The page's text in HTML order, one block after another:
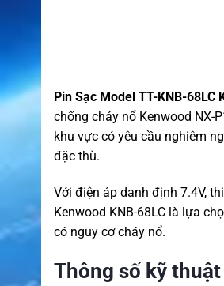
Pin Sạc Model TT-KNB-68LC
chống cháy nổ Kenwood NX-
khu vực có yêu cầu nghiêm
đặc thù.
Với điện áp danh định 7.4V,
Kenwood KNB-68LC là lựa
có nguy cơ cháy nổ.
Thông số kỹ